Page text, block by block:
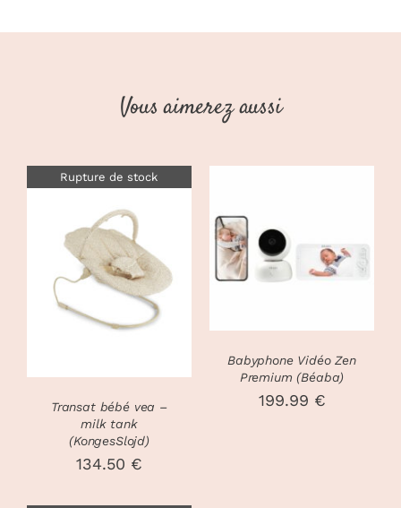
Vous aimerez aussi
Rupture de stock
DÉTAILS
Transat bébé vea –
milk tank
(KongesSlojd)
134.50 €
AJOUTER AU
PANIER
/
DÉTAILS
Babyphone Vidéo Zen
Premium (Béaba)
199.99 €